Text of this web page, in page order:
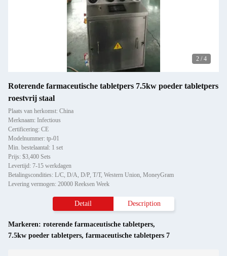
2 / 4
Roterende farmaceutische tabletpers 7.5kw poeder tabletpers
roestvrij staal
Plaats van herkomst: China
Merknaam: Infectious
Certificering: CE
Modelnummer: tp-01
Min. bestelaantal: 1 set
Prijs: $3,400 Sets
Levertijd: 7-15 werkdagen
Betalingscondities: L/C, D/A, D/P, T/T, Western Union, MoneyGram
Levering vermogen: 20000 Reeksen Week
Detail Description
Markeren: roterende farmaceutische tabletpers,
7.5kw poeder tabletpers, farmaceutische tabletpers 7